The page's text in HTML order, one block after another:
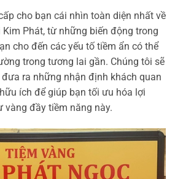
cho bạn cái nhìn toàn diện nhất về
Phát, từ những biến động trong
cho đến các yếu tố tiềm ẩn có thể
trong tương lai gần. Chúng tôi sẽ
ra những nhận định khách quan
ích để giúp bạn tối ưu hóa lợi
vàng đầy tiềm năng này.